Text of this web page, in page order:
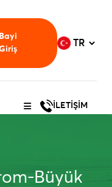
Bayi
İLETİŞİM
Büyük